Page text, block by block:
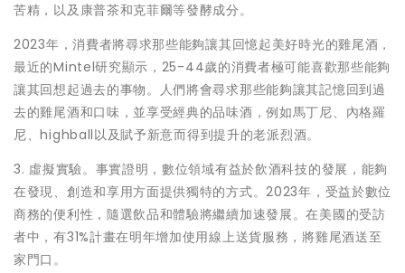
苦精，以及康普茶和克菲爾等發酵成分。
2023年，消費者將尋求那些能夠讓其回憶起美好時光的雞尾酒，
最近的Mintel研究顯示，25-44歲的消費者極可能喜歡那些能夠
讓其回想起過去的事物。人們將會尋求那些能夠讓其記憶回到過
去的雞尾酒和口味，並享受經典的品味酒，例如馬丁尼、內格羅
尼、highball以及賦予新意而得到提升的老派烈酒。
3. 虛擬實驗。事實證明，數位領域有益於飲酒科技的發展，能夠
在發現、創造和享用方面提供獨特的方式。2023年，受益於數位
商務的便利性，隨選飲品和體驗將繼續加速發展。在美國的受訪
者中，有31%計畫在明年增加使用線上送貨服務，將雞尾酒送至
家門口。